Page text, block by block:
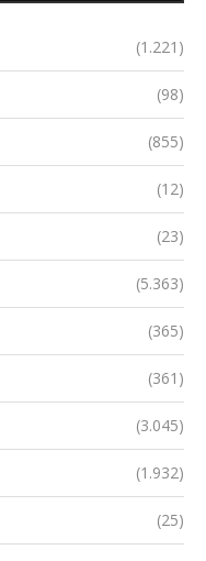
(1.221)
(98)
(855)
(12)
(23)
(5.363)
(365)
(361)
(3.045)
(1.932)
(25)